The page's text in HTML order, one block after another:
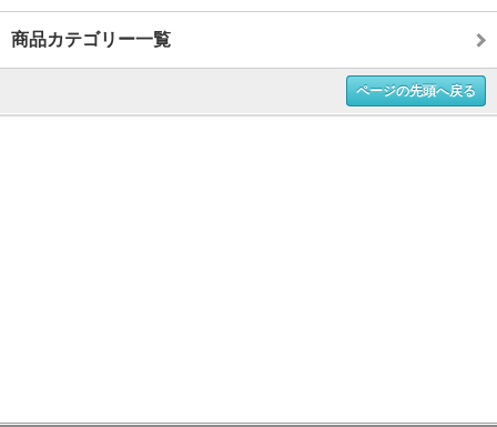
商品カテゴリー一覧
ページの先頭へ戻る